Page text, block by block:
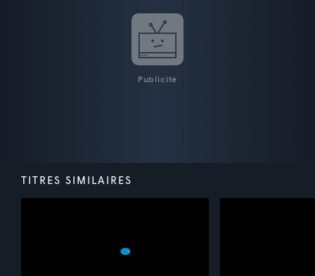
Publicité
TITRES SIMILAIRES